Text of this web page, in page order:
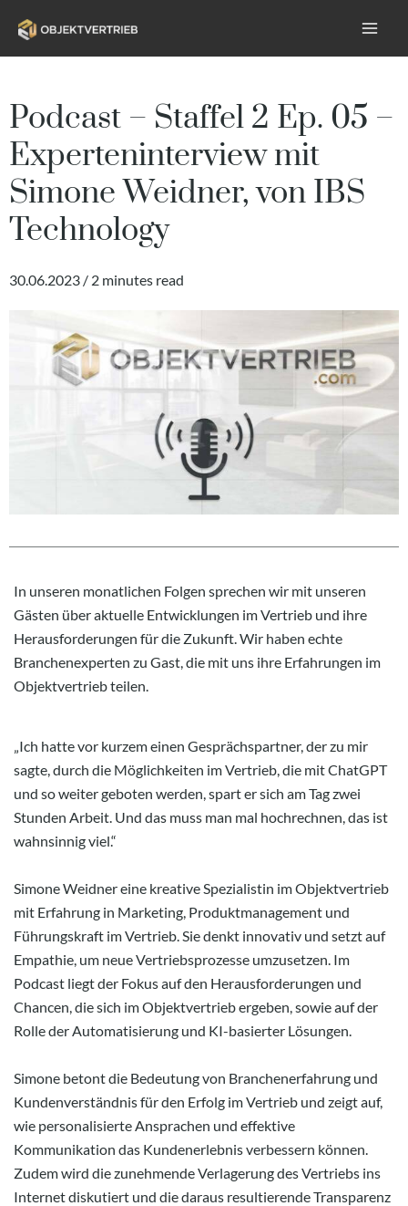
Podcast – Staffel 2 Ep. 05 –
Experteninterview mit
Simone Weidner, von IBS
Technology
30.06.2023 / 2 minutes read
In unseren monatlichen Folgen sprechen wir mit unseren
Gästen über aktuelle Entwicklungen im Vertrieb und ihre
Herausforderungen für die Zukunft. Wir haben echte
Branchenexperten zu Gast, die mit uns ihre Erfahrungen im
Objektvertrieb teilen.
„Ich hatte vor kurzem einen Gesprächspartner, der zu mir
sagte, durch die Möglichkeiten im Vertrieb, die mit ChatGPT
und so weiter geboten werden, spart er sich am Tag zwei
Stunden Arbeit. Und das muss man mal hochrechnen, das ist
wahnsinnig viel.“
Simone Weidner eine kreative Spezialistin im Objektvertrieb
mit Erfahrung in Marketing, Produktmanagement und
Führungskraft im Vertrieb. Sie denkt innovativ und setzt auf
Empathie, um neue Vertriebsprozesse umzusetzen. Im
Podcast liegt der Fokus auf den Herausforderungen und
Chancen, die sich im Objektvertrieb ergeben, sowie auf der
Rolle der Automatisierung und KI-basierter Lösungen.
Simone betont die Bedeutung von Branchenerfahrung und
Kundenverständnis für den Erfolg im Vertrieb und zeigt auf,
wie personalisierte Ansprachen und effektive
Kommunikation das Kundenerlebnis verbessern können.
Zudem wird die zunehmende Verlagerung des Vertriebs ins
Internet diskutiert und die daraus resultierende Transparenz